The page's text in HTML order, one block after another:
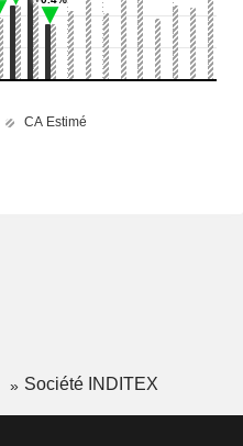
Société INDITEX